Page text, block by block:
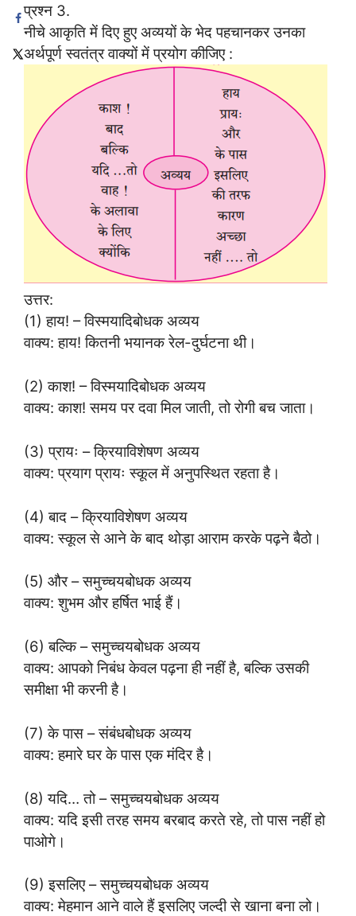
प्रश्न 3.
नीचे आकृति में दिए हुए अव्ययों के भेद पहचानकर उनका
अर्थपूर्ण स्वतंत्र वाक्यों में प्रयोग कीजिए :
उत्तर:
(1) हाय! – विस्मयादिबोधक अव्यय
वाक्य: हाय! कितनी भयानक रेल-दुर्घटना थी।
(2) काश! – विस्मयादिबोधक अव्यय
वाक्य: काश! समय पर दवा मिल जाती, तो रोगी बच जाता।
(3) प्रायः – क्रियाविशेषण अव्यय
वाक्य: प्रयाग प्रायः स्कूल में अनुपस्थित रहता है।
(4) बाद – क्रियाविशेषण अव्यय
वाक्य: स्कूल से आने के बाद थोड़ा आराम करके पढ़ने बैठो।
(5) और – समुच्चयबोधक अव्यय
वाक्य: शुभम और हर्षित भाई हैं।
(6) बल्कि – समुच्चयबोधक अव्यय
वाक्य: आपको निबंध केवल पढ़ना ही नहीं है, बल्कि उसकी
समीक्षा भी करनी है।
(7) के पास – संबंधबोधक अव्यय
वाक्य: हमारे घर के पास एक मंदिर है।
(8) यदि… तो – समुच्चयबोधक अव्यय
वाक्य: यदि इसी तरह समय बरबाद करते रहे, तो पास नहीं हो
पाओगे।
(9) इसलिए – समुच्चयबोधक अव्यय
वाक्य: मेहमान आने वाले हैं इसलिए जल्दी से खाना बना लो।